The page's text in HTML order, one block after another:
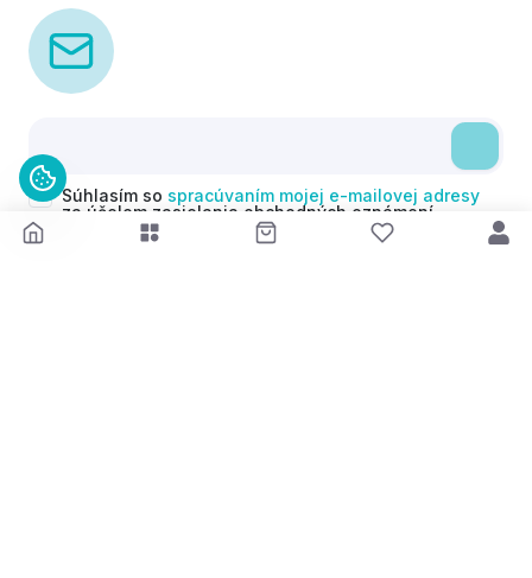
Súhlasím so spracúvaním mojej e-mailovej adresy
za účelom zasielania obchodných oznámení
(newsletterov) v súlade s čl. 6 ods. 1 písm. a)
Nariadenia GDPR. Svoj súhlas môžem kedykoľvek